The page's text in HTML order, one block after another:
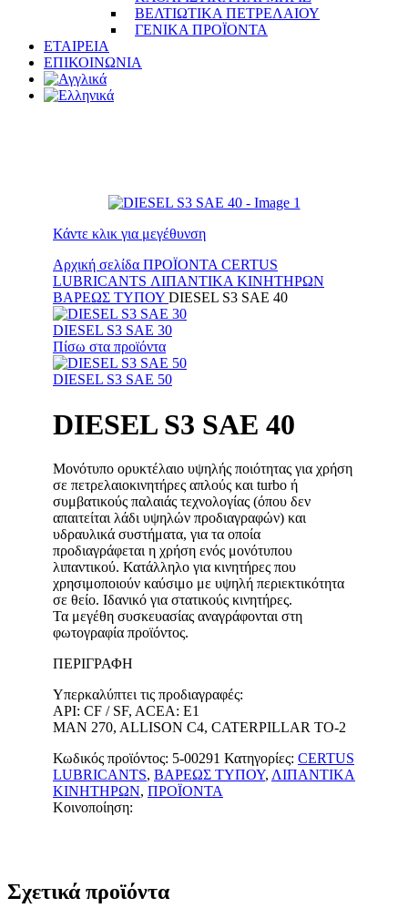
ΒΕΛΤΙΩΤΙΚΑ ΠΕΤΡΕΛΑΙΟΥ
ΓΕΝΙΚΑ ΠΡΟΪΟΝΤΑ
ΕΤΑΙΡΕΙΑ
ΕΠΙΚΟΙΝΩΝΙΑ
Κάντε κλικ για μεγέθυνση
Αρχική σελίδα ΠΡΟΪΟΝΤΑ CERTUS
LUBRICANTS ΛΙΠΑΝΤΙΚΑ ΚΙΝΗΤΗΡΩΝ
ΒΑΡΕΩΣ ΤΥΠΟΥ DIESEL S3 SAE 40
DIESEL S3 SAE 30
Πίσω στα προϊόντα
DIESEL S3 SAE 50
DIESEL S3 SAE 40
Μονότυπο ορυκτέλαιο υψηλής ποιότητας για χρήση
σε πετρελαιοκινητήρες απλούς και turbo ή
συμβατικούς παλαιάς τεχνολογίας (όπου δεν
απαιτείται λάδι υψηλών προδιαγραφών) και
υδραυλικά συστήματα, για τα οποία
προδιαγράφεται η χρήση ενός μονότυπου
λιπαντικού. Κατάλληλο για κινητήρες που
χρησιμοποιούν καύσιμο με υψηλή περιεκτικότητα
σε θείο. Ιδανικό για στατικούς κινητήρες.
Τα μεγέθη συσκευασίας αναγράφονται στη
φωτογραφία προϊόντος.
ΠΕΡΙΓΡΑΦΉ
Υπερκαλύπτει τις προδιαγραφές:
API: CF / SF, ACEA: E1
MAN 270, ALLISON C4, CATERPILLAR TO-2
Κωδικός προϊόντος: 5-00291 Κατηγορίες: CERTUS
LUBRICANTS, ΒΑΡΕΩΣ ΤΥΠΟΥ, ΛΙΠΑΝΤΙΚΑ
ΚΙΝΗΤΗΡΩΝ, ΠΡΟΪΟΝΤΑ
Κοινοποίηση:
Σχετικά προϊόντα